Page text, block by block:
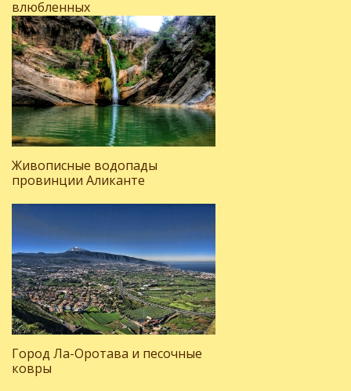
влюбленных
Живописные водопады
провинции Аликанте
Город Ла-Оротава и песочные
ковры